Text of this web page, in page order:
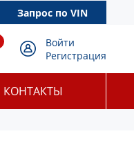
Запрос по VIN
Войти
Регистрация
КОНТАКТЫ